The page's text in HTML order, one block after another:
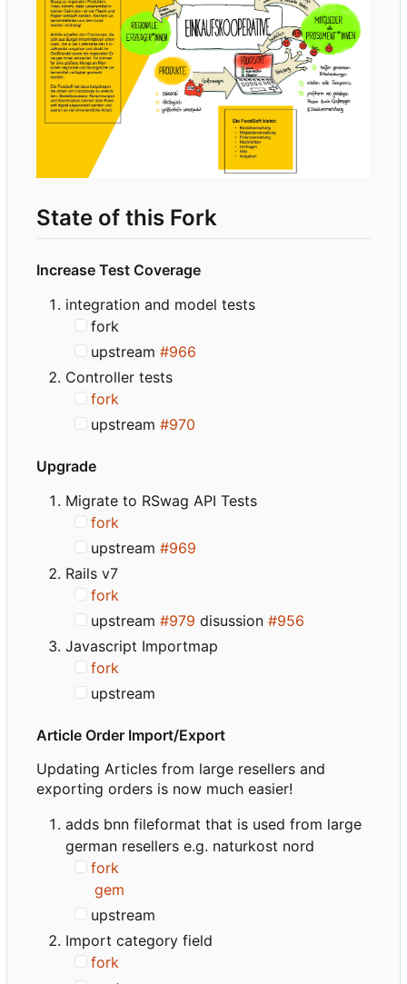
State of this Fork
Increase Test Coverage
integration and model tests
fork
upstream#966
Controller tests
fork
upstream#970
Upgrade
Migrate to RSwag API Tests
fork
upstream#969
Rails v7
fork
upstream#979 disussion#956
Javascript Importmap
fork
upstream
Article Order Import/Export
Updating Articles from large resellers and
exporting orders is now much easier!
adds bnn fileformat that is used from large
german resellers e.g. naturkost nord
fork
gem
upstream
Import category field
fork